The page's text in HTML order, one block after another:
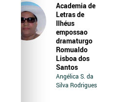
Academia de
Letras de
Ilhéus
empossao
dramaturgo
Romualdo
Lisboa dos
Santos
Angélica S. da
Silva Rodrigues